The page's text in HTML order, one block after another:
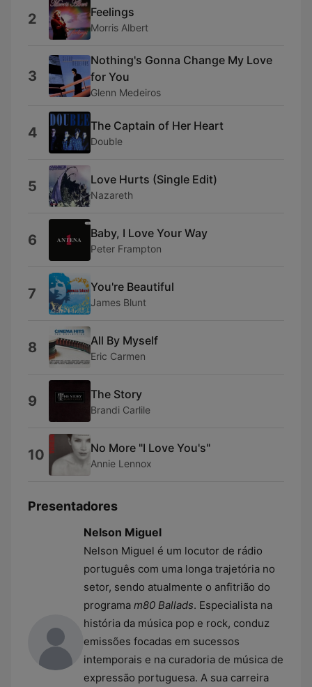
2 Feelings
Morris Albert
3
Nothing's Gonna Change My Love
for You
Glenn Medeiros
4 The Captain of Her Heart
Double
5 Love Hurts (Single Edit)
Nazareth
6 Baby, I Love Your Way
Peter Frampton
7 You're Beautiful
James Blunt
8 All By Myself
Eric Carmen
9 The Story
Brandi Carlile
10 No More "I Love You's"
Annie Lennox
Presentadores
Nelson Miguel
Nelson Miguel é um locutor de rádio
português com uma longa trajetória no
setor, sendo atualmente o anfitrião do
programa m80 Ballads. Especialista na
história da música pop e rock, conduz
emissões focadas em sucessos
intemporais e na curadoria de música de
expressão portuguesa. A sua carreira